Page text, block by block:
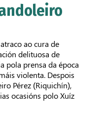
ao cura de
delituosa de
pola prensa da época
violenta. Despois
Pérez (Riquichín),
ocasións polo Xuíz